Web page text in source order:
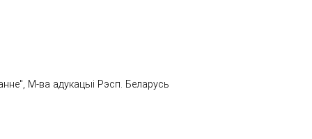
М-ва адукацыі Рэсп. Беларусь